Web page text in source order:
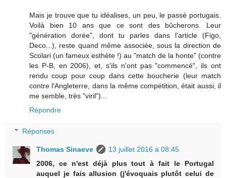
Mais je trouve que tu idéalises, un peu, le passé portugais.
Voilà bien 10 ans que ce sont des bûcherons. Leur
"génération dorée", dont tu parles dans l'article (Figo,
Deco...), reste quand même associée, sous la direction de
Scolari (un fameux esthète !) au "match de la honte" (contre
les P-B, en 2006), et, s'ils n'ont pas "commencé", ils ont
rendu coup pour coup dans cette boucherie (leur match
contre l'Angleterre, dans la même compétition, était aussi, il
me semble, très "viril")...
Répondre
Réponses
Thomas Sinaeve
13 juillet 2016 à 08:45
2006, ce n'est déjà plus tout à fait le Portugal
auquel je fais allusion (j'évoquais plutôt celui de